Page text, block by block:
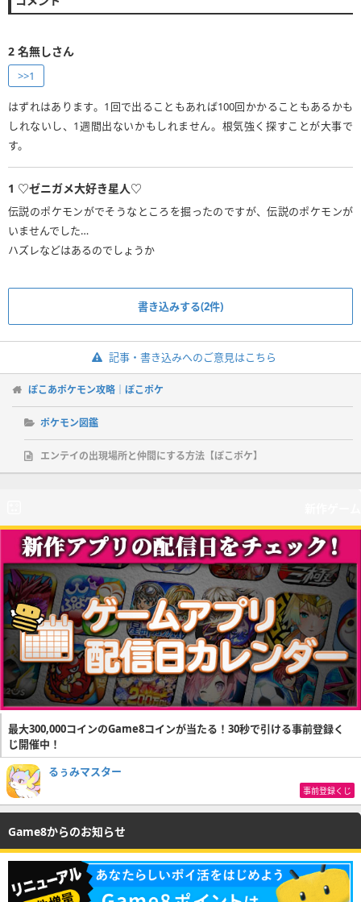
2 名無しさん
>>1
はずれはあります。1回で出ることもあれば100回かかることもあるかも
しれないし、1週間出ないかもしれません。根気強く探すことが大事で
す。
1 ♡ゼニガメ大好き星人♡
伝説のポケモンがでそうなところを掘ったのですが、伝説のポケモンが
いませんでした…
ハズレなどはあるのでしょうか
書き込みする(2件)
記事・書き込みへのご意見はこちら
ぽこあポケモン攻略｜ぽこポケ
ポケモン図鑑
エンテイの出現場所と仲間にする方法【ぽこポケ】
最大300,000コインのGame8コインが当たる！30秒で引ける事前登録く
じ開催中！
るぅみマスター
事前登録くじ
Game8からのお知らせ